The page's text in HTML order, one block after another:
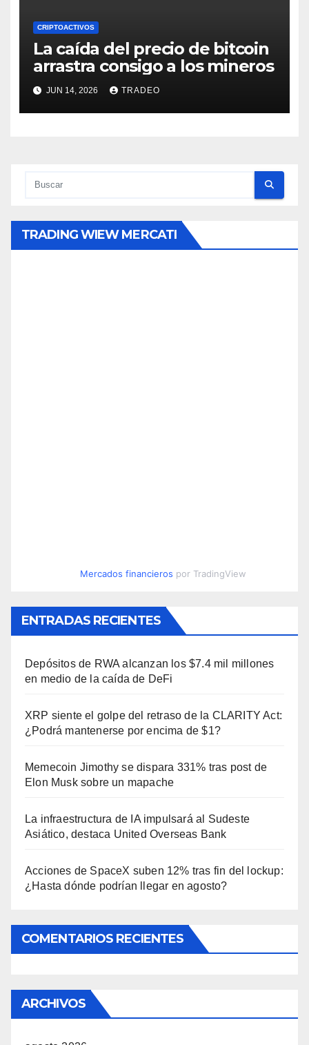
CRIPTOACTIVOS
La caída del precio de bitcoin
arrastra consigo a los mineros
JUN 14, 2026 TRADEO
TRADING WIEW MERCATI
Mercados financieros por TradingView
ENTRADAS RECIENTES
Depósitos de RWA alcanzan los $7.4 mil millones
en medio de la caída de DeFi
XRP siente el golpe del retraso de la CLARITY Act:
¿Podrá mantenerse por encima de $1?
Memecoin Jimothy se dispara 331% tras post de
Elon Musk sobre un mapache
La infraestructura de IA impulsará al Sudeste
Asiático, destaca United Overseas Bank
Acciones de SpaceX suben 12% tras fin del lockup:
¿Hasta dónde podrían llegar en agosto?
COMENTARIOS RECIENTES
ARCHIVOS